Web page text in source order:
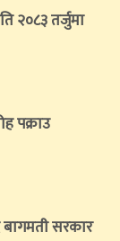
२०८३ तर्जुमा
पक्राउ
सरकार